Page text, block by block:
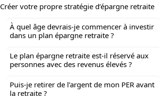
Créer votre propre stratégie d’épargne retraite
À quel âge devrais-je commencer à investir
dans un plan épargne retraite ?
Le plan épargne retraite est-il réservé aux
personnes avec des revenus élevés ?
Puis-je retirer de l’argent de mon PER avant
la retraite ?